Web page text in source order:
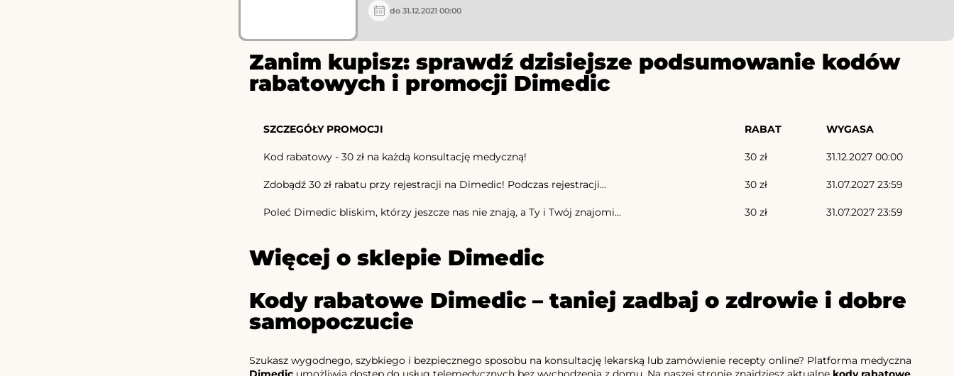
do 31.12.2021 00:00
Zanim kupisz: sprawdź dzisiejsze podsumowanie kodów
rabatowych i promocji Dimedic
SZCZEGÓŁY PROMOCJI RABAT WYGASA
Kod rabatowy - 30 zł na każdą konsultację medyczną! 30 zł 31.12.2027 00:00
Zdobądź 30 zł rabatu przy rejestracji na Dimedic! Podczas rejestracji... 30 zł 31.07.2027 23:59
Poleć Dimedic bliskim, którzy jeszcze nas nie znają, a Ty i Twój znajomi... 30 zł 31.07.2027 23:59
Więcej o sklepie Dimedic
Kody rabatowe Dimedic – taniej zadbaj o zdrowie i dobre
samopoczucie
Szukasz wygodnego, szybkiego i bezpiecznego sposobu na konsultację lekarską lub zamówienie recepty online? Platforma medyczna